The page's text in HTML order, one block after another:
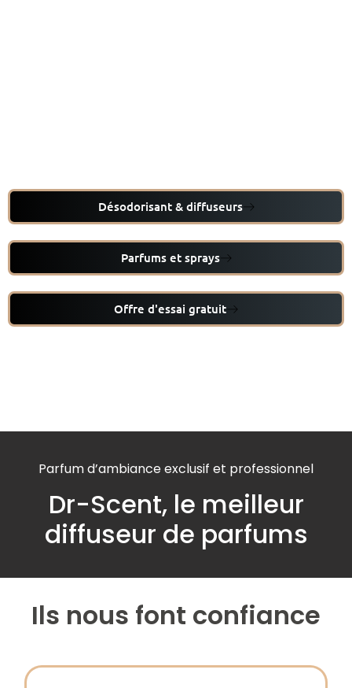
Désodorisant & diffuseurs
Parfums et sprays
Offre d'essai gratuit
Parfum d’ambiance exclusif et professionnel
Dr-Scent, le meilleur
diffuseur de parfums
Ils nous font confiance